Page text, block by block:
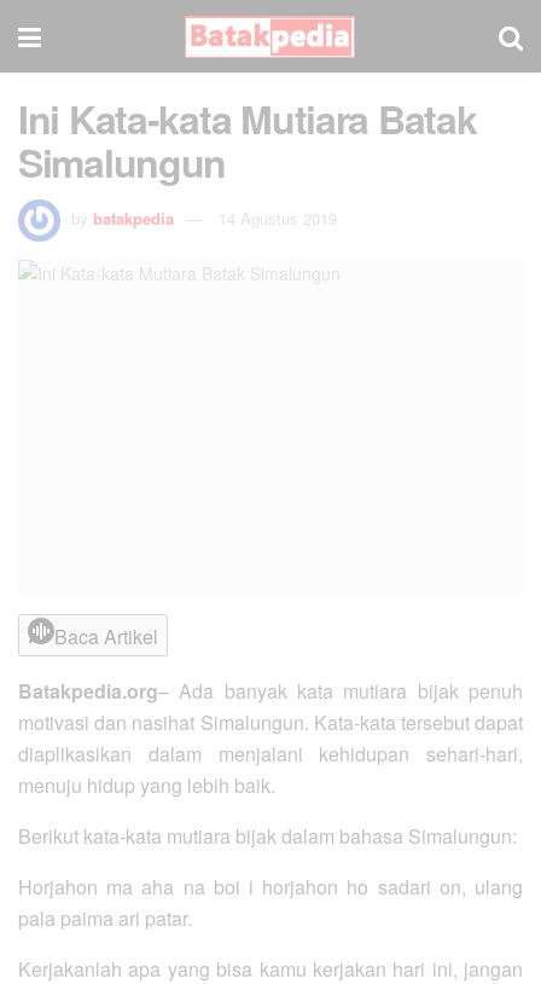
Ini Kata-kata Mutiara Batak
Simalungun
by batakpedia 14 Agustus 2019
Baca Artikel
Batakpedia.org– Ada banyak kata mutiara bijak penuh
motivasi dan nasihat Simalungun. Kata-kata tersebut dapat
diaplikasikan dalam menjalani kehidupan sehari-hari,
menuju hidup yang lebih baik.
Berikut kata-kata mutiara bijak dalam bahasa Simalungun:
Horjahon ma aha na boi i horjahon ho sadari on, ulang
pala paima ari patar.
Kerjakanlah apa yang bisa kamu kerjakan hari ini, jangan